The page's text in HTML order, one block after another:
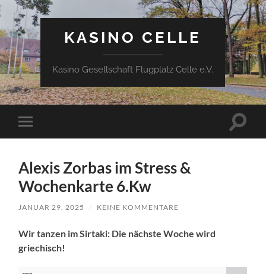
KASINO CELLE
Kasino Gesellschaft Flugplatz Celle e.V.
Mobile-
Menü
Alexis Zorbas im Stress &
Wochenkarte 6.Kw
JANUAR 29, 2025 / KEINE KOMMENTARE
Wir tanzen im Sirtaki: Die nächste Woche wird
griechisch!